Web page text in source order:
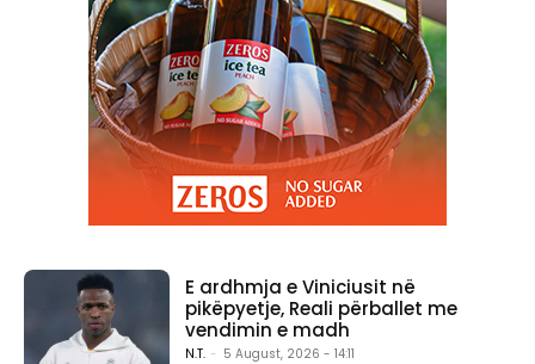
E ardhmja e Viniciusit në
pikëpyetje, Reali përballet me
vendimin e madh
N.T. - 5 August, 2026 - 14:11